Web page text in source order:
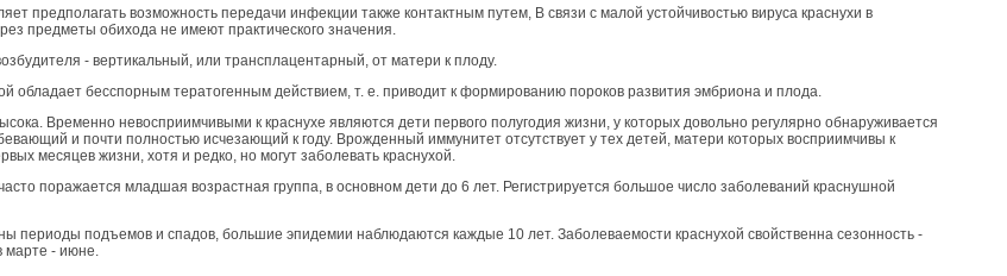
предполагать возможность передачи инфекции также контактным путем, В связи с малой устойчивостью вируса краснухи в
предметы обихода не имеют практического значения.
- вертикальный, или трансплацентарный, от матери к плоду.
обладает бесспорным тератогенным действием, т. е. приводит к формированию пороков развития эмбриона и плода.
Временно невосприимчивыми к краснухе являются дети первого полугодия жизни, у которых довольно регулярно обнаруживается
и почти полностью исчезающий к году. Врожденный иммунитет отсутствует у тех детей, матери которых восприимчивы к
месяцев жизни, хотя и редко, но могут заболевать краснухой.
поражается младшая возрастная группа, в основном дети до 6 лет. Регистрируется большое число заболеваний краснушной
периоды подъемов и спадов, большие эпидемии наблюдаются каждые 10 лет. Заболеваемости краснухой свойственна сезонность -
марте - июне.